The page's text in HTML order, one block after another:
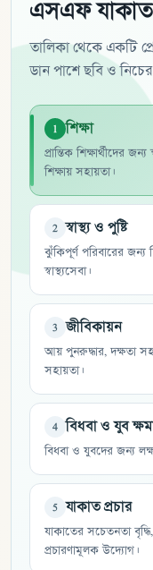
এসএফ যাকাত
তালিকা থেকে একটি
ডান পাশে ছবি ও নিচের
1 শিক্ষা
প্রান্তিক শিক্ষার্থীদের
শিক্ষায় সহায়তা।
2 স্বাস্থ্য ও পুষ্টি
ঝুঁকিপূর্ণ পরিবারের জন্য
স্বাস্থ্যসেবা।
3 জীবিকায়ন
আয় পুনরুদ্ধার, দক্ষতা
সহায়তা।
4 বিধবা ও যুব
বিধবা ও যুবদের জন্য
5 যাকাত প্রচার
যাকাতের সচেতনতা
প্রচারণামূলক উদ্যোগ।